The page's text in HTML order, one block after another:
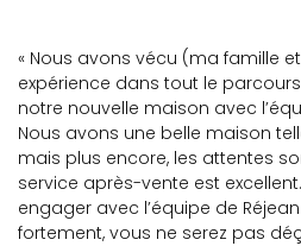
« Nous avons vécu (ma famille
expérience dans tout le
notre nouvelle maison avec
Nous avons une belle maison
mais plus encore, les attentes
service après-vente est
engager avec l’équipe de
fortement, vous ne serez pas